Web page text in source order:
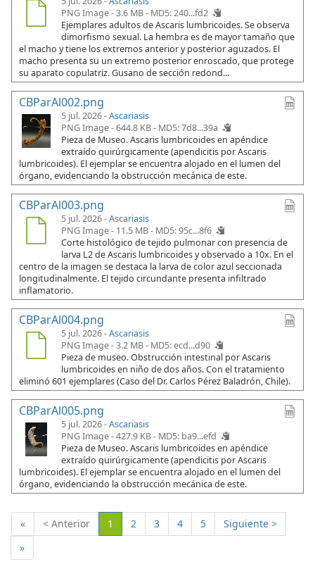
PNG Image - 3.6 MB - MD5: 240...fd2
Ejemplares adultos de Ascaris lumbricoides. Se observa
dimorfismo sexual. La hembra es de mayor tamaño que
el macho y tiene los extremos anterior y posterior aguzados. El
macho presenta su un extremo posterior enroscado, que protege
su aparato copulatriz. Gusano de sección redond...
CBParAl002.png
5 jul. 2026 -Ascariasis
PNG Image - 644.8 KB - MD5: 7d8...39a
Pieza de Museo. Ascaris lumbricoides en apéndice
extraído quirúrgicamente (apendicitis por Ascaris
lumbricoides). El ejemplar se encuentra alojado en el lumen del
órgano, evidenciando la obstrucción mecánica de este.
CBParAl003.png
5 jul. 2026 -Ascariasis
PNG Image - 11.5 MB - MD5: 95c...8f6
Corte histológico de tejido pulmonar con presencia de
larva L2 de Ascaris lumbricoides y observado a 10x. En el
centro de la imagen se destaca la larva de color azul seccionada
longitudinalmente. El tejido circundante presenta infiltrado
inflamatorio.
CBParAl004.png
5 jul. 2026 -Ascariasis
PNG Image - 3.2 MB - MD5: ecd...d90
Pieza de museo. Obstrucción intestinal por Ascaris
lumbricoides en niño de dos años. Con el tratamiento
eliminó 601 ejemplares (Caso del Dr. Carlos Pérez Baladrón, Chile).
CBParAl005.png
5 jul. 2026 -Ascariasis
PNG Image - 427.9 KB - MD5: ba9...efd
Pieza de Museo. Ascaris lumbricoides en apéndice
extraído quirúrgicamente (apendicitis por Ascaris
lumbricoides). El ejemplar se encuentra alojado en el lumen del
órgano, evidenciando la obstrucción mecánica de este.
« < Anterior 1 (Actual)
2 3 4 5
Siguiente >
»